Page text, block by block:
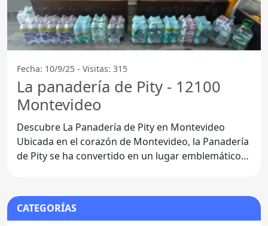
Fecha: 10/9/25 - Visitas: 315
La panadería de Pity - 12100
Montevideo
Descubre La Panadería de Pity en Montevideo
Ubicada en el corazón de Montevideo, la Panadería
de Pity se ha convertido en un lugar emblemático
CATEGORÍAS